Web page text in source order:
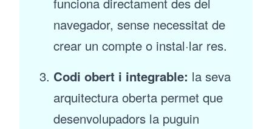
navegador, sense necessitat de
crear un compte o instal·lar res.
Codi obert i integrable: la seva
arquitectura oberta permet que
desenvolupadors la puguin